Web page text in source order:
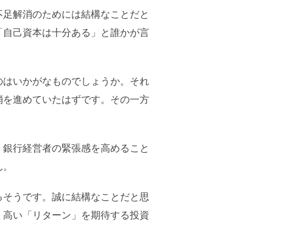
解消のためには結構なことだと
己資本は十分ある」と誰かが言
いかがなものでしょうか。それ
進めていたはずです。その一方
行経営者の緊張感を高めること
うです。誠に結構なことだと思
い「リターン」を期待する投資